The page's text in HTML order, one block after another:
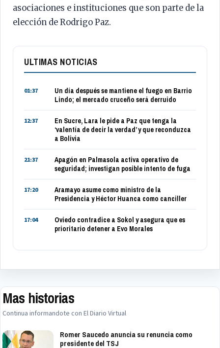
asociaciones e instituciones que son parte de la
elección de Rodrigo Paz.
ULTIMAS NOTICIAS
01:37
Un día después se mantiene el fuego en Barrio
Lindo; el mercado cruceño será derruido
12:37
En Sucre, Lara le pide a Paz que tenga la
‘valentía de decir la verdad’ y que reconduzca
a Bolivia
21:37
Apagón en Palmasola activa operativo de
seguridad; investigan posible intento de fuga
17:20
Aramayo asume como ministro de la
Presidencia y Héctor Huanca como canciller
17:04
Oviedo contradice a Sokol y asegura que es
prioritario detener a Evo Morales
Mas historias
Continua informandote con El Diario Virtual
Romer Saucedo anuncia su renuncia como
presidente del TSJ